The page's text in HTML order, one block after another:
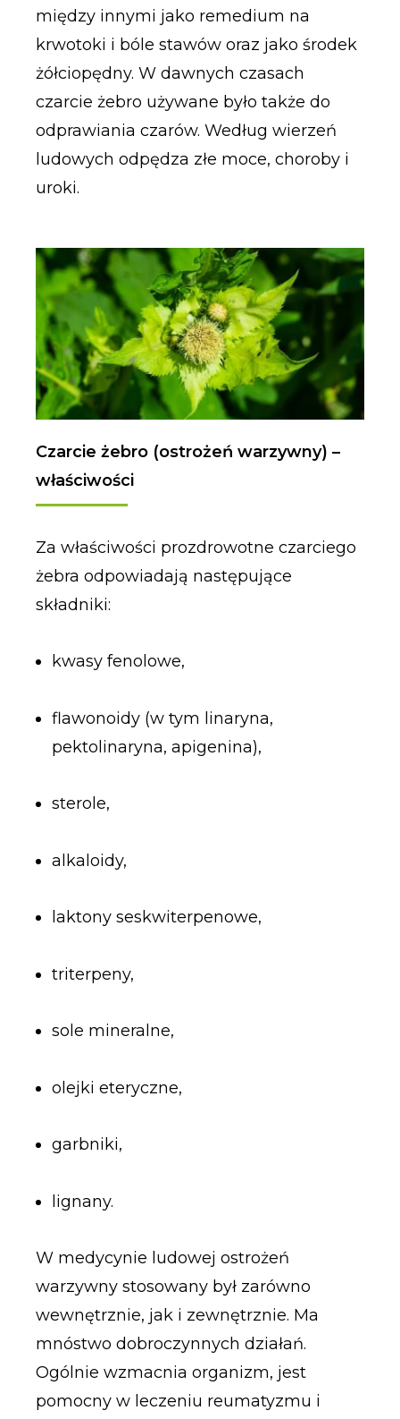
między innymi jako remedium na
krwotoki i bóle stawów oraz jako środek
żółciopędny. W dawnych czasach
czarcie żebro używane było także do
odprawiania czarów. Według wierzeń
ludowych odpędza złe moce, choroby i
uroki.
Czarcie żebro (ostrożeń warzywny) –
właściwości
Za właściwości prozdrowotne czarciego
żebra odpowiadają następujące
składniki:
kwasy fenolowe,
flawonoidy (w tym linaryna,
pektolinaryna, apigenina),
sterole,
alkaloidy,
laktony seskwiterpenowe,
triterpeny,
sole mineralne,
olejki eteryczne,
garbniki,
lignany.
W medycynie ludowej ostrożeń
warzywny stosowany był zarówno
wewnętrznie, jak i zewnętrznie. Ma
mnóstwo dobroczynnych działań.
Ogólnie wzmacnia organizm, jest
pomocny w leczeniu reumatyzmu i